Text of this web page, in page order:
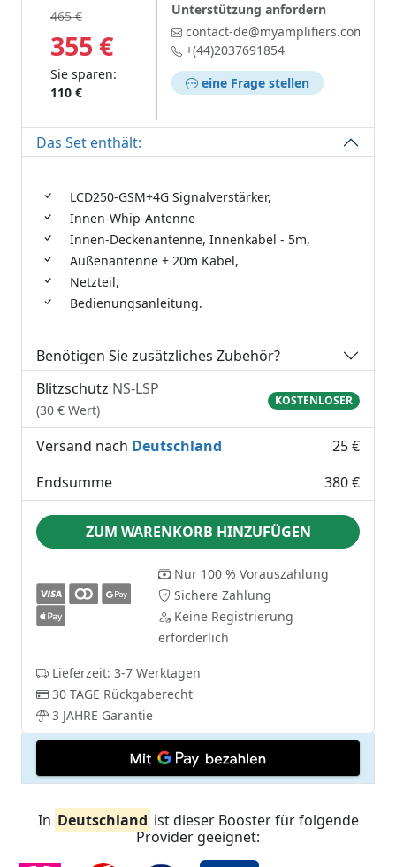
465 €
355 €
Sie sparen:
110 €
Unterstützung anfordern
contact-de@myamplifiers.com
+(44)2037691854
eine Frage stellen
Das Set enthält:
LCD250-GSM+4G Signalverstärker,
Innen-Whip-Antenne
Innen-Deckenantenne, Innenkabel - 5m,
Außenantenne + 20m Kabel,
Netzteil,
Bedienungsanleitung.
Benötigen Sie zusätzliches Zubehör?
Blitzschutz NS-LSP
(30 € Wert)
KOSTENLOSER
Versand nach Deutschland
25 €
Endsumme
380 €
ZUM WARENKORB HINZUFÜGEN
Nur 100 % Vorauszahlung
Sichere Zahlung
Keine Registrierung
erforderlich
Lieferzeit: 3-7 Werktagen
30 TAGE Rückgaberecht
3 JAHRE Garantie
In Deutschland ist dieser Booster für folgende
Provider geeignet: